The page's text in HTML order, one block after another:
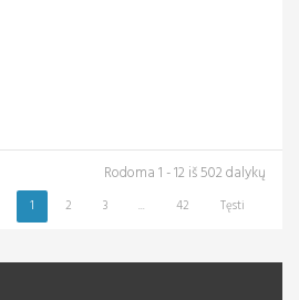
Rodoma 1 - 12 iš 502 dalykų
1 2 3 ... 42 Tęsti